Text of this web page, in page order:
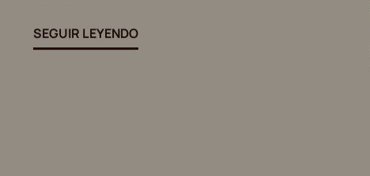
SEGUIR LEYENDO